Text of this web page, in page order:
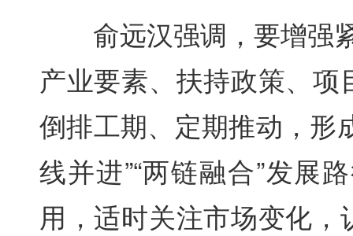
俞远汉强调，要增强紧
产业要素、扶持政策、
倒排工期、定期推动，形
线并进”“两链融合”发展
用，适时关注市场变化